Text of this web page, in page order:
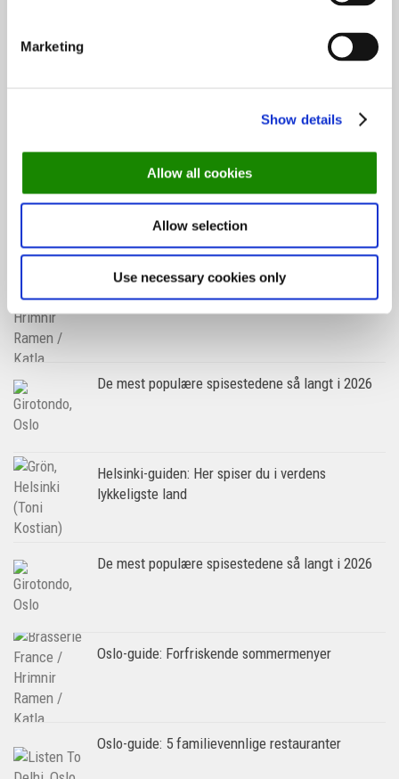
Marketing
Show details
Allow all cookies
Allow selection
Use necessary cookies only
Topp 10 restauranter i juli 2026
Oslo-guide: 5 familievennlige restauranter
Oslo-guide: Forfriskende sommermenyer
De mest populære spisestedene så langt i 2026
Helsinki-guiden: Her spiser du i verdens
lykkeligste land
De mest populære spisestedene så langt i 2026
Oslo-guide: Forfriskende sommermenyer
Oslo-guide: 5 familievennlige restauranter